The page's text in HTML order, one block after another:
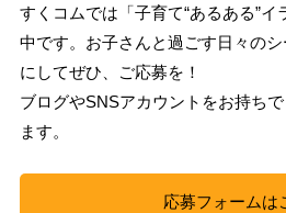
すくコムでは「子育て“あるある”
中です。お子さんと過ごす日々の
にしてぜひ、ご応募を！
ブログやSNSアカウントをお持ち
ます。
応募フォームは